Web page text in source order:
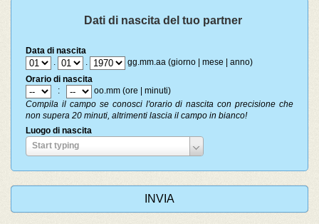
Dati di nascita del tuo partner
Data di nascita
.
.
gg.mm.aa (giorno | mese | anno)
Orario di nascita
:
oo.mm (ore | minuti)
Compila il campo se conosci l'orario di nascita con precisione che
non supera 20 minuti, altrimenti lascia il campo in bianco!
Luogo di nascita
Start typing
Luogo